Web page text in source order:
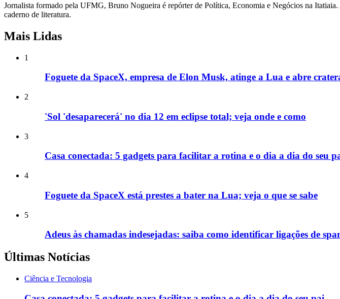
Jornalista formado pela UFMG, Bruno Nogueira é repórter de Política, Economia e Negócios na
caderno de literatura.
Mais Lidas
1
Foguete da SpaceX, empresa de Elon Musk, atinge a Lua e abre
2
'Sol 'desaparecerá' no dia 12 em eclipse total; veja onde e como
3
Casa conectada: 5 gadgets para facilitar a rotina e o dia a dia do seu
4
Foguete da SpaceX está prestes a bater na Lua; veja o que se sabe
5
Adeus às chamadas indesejadas: saiba como identificar ligações de
Últimas Notícias
Ciência e Tecnologia